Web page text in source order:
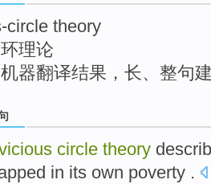
circle theory
理论
器翻译结果，长、整句
circle theory
in its own poverty .